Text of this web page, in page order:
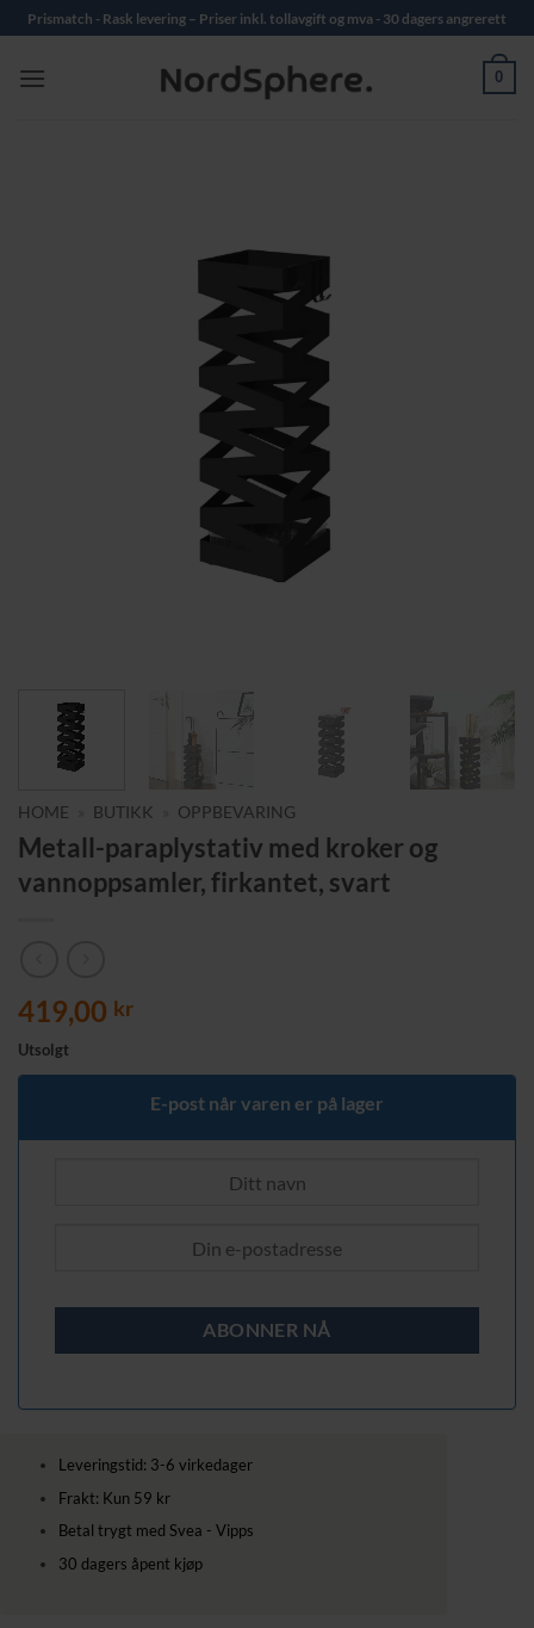
Skip
to
content
Prismatch - Rask levering – Priser inkl. tollavgift og mva - 30 dagers angrerett
0
HOME BUTIKK OPPBEVARING
Metall-paraplystativ med kroker og
vannoppsamler, firkantet, svart
419,00 kr
Utsolgt
E-post når varen er på lager
Leveringstid: 3-6 virkedager
Frakt: Kun 59 kr
Betal trygt med Svea - Vipps
30 dagers åpent kjøp